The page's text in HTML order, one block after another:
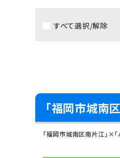
すべて選択/解除
「福岡市城南
「福岡市城南区南片江」×